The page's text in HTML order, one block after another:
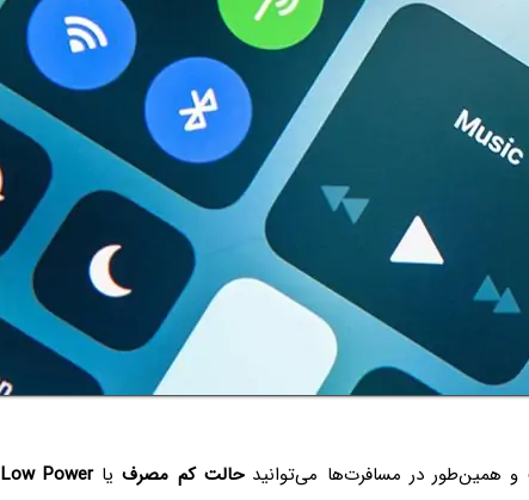
همین‌طور در مسافرت‌ها می‌توانیدحالت کم مصرفیاLow Power